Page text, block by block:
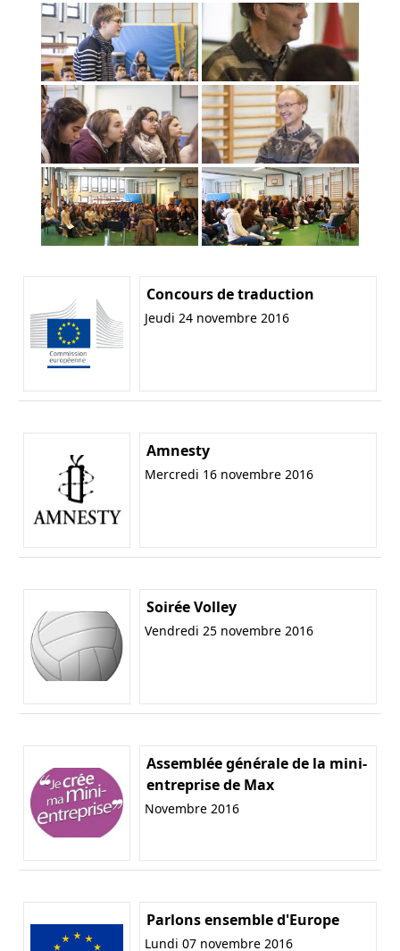
Concours de traduction
Jeudi 24 novembre 2016
Amnesty
Mercredi 16 novembre 2016
Soirée Volley
Vendredi 25 novembre 2016
Assemblée générale de la mini-
entreprise de Max
Novembre 2016
Parlons ensemble d'Europe
Lundi 07 novembre 2016